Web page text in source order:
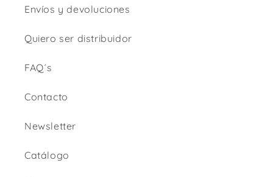
Envíos y devoluciones
Quiero ser distribuidor
FAQ´s
Contacto
Newsletter
Catálogo